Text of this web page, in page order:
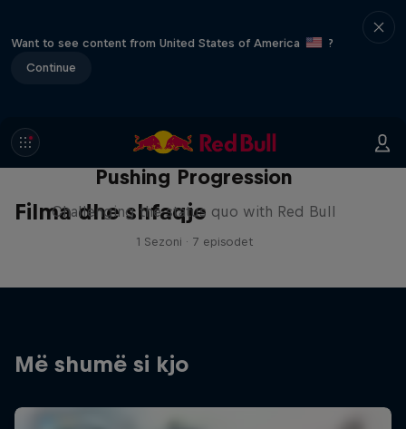
Want to see content from United States of America
?
Continue
Filma dhe shfaqje
Pushing Progression
Challenging the status quo with Red Bull
1 Sezoni · 7 episodet
Më shumë si kjo